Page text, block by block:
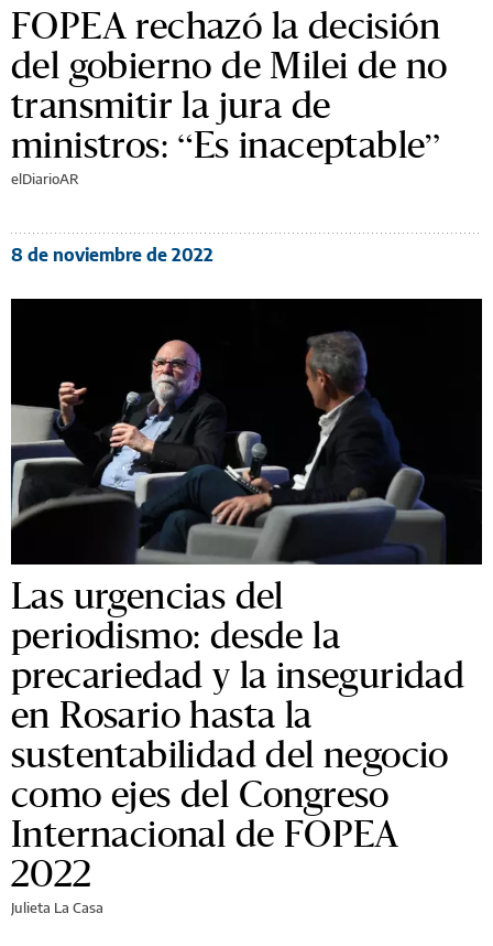
FOPEA rechazó la decisión
del gobierno de Milei de no
transmitir la jura de
ministros: “Es inaceptable”
elDiarioAR
8 de noviembre de 2022
Las urgencias del
periodismo: desde la
precariedad y la inseguridad
en Rosario hasta la
sustentabilidad del negocio
como ejes del Congreso
Internacional de FOPEA
2022
Julieta La Casa